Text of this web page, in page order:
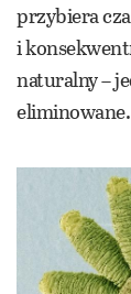
przybiera
i
naturalny –
eliminowane.